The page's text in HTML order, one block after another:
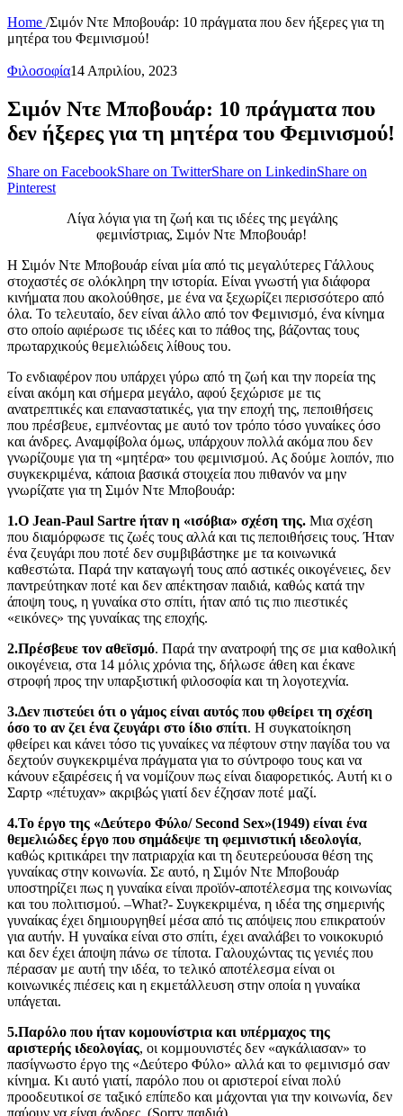
Home /Σιμόν Ντε Μποβουάρ: 10 πράγματα που δεν ήξερες για τη
μητέρα του Φεμινισμού!
Φιλοσοφία14 Απριλίου, 2023
Σιμόν Ντε Μποβουάρ: 10 πράγματα που
δεν ήξερες για τη μητέρα του Φεμινισμού!
Share on FacebookShare on TwitterShare on LinkedinShare on
Pinterest
Λίγα λόγια για τη ζωή και τις ιδέες της μεγάλης
φεμινίστριας, Σιμόν Ντε Μποβουάρ!
Η Σιμόν Ντε Μποβουάρ είναι μία από τις μεγαλύτερες Γάλλους
στοχαστές σε ολόκληρη την ιστορία. Είναι γνωστή για διάφορα
κινήματα που ακολούθησε, με ένα να ξεχωρίζει περισσότερο από
όλα. Το τελευταίο, δεν είναι άλλο από τον Φεμινισμό, ένα κίνημα
στο οποίο αφιέρωσε τις ιδέες και το πάθος της, βάζοντας τους
πρωταρχικούς θεμελιώδεις λίθους του.
Το ενδιαφέρον που υπάρχει γύρω από τη ζωή και την πορεία της
είναι ακόμη και σήμερα μεγάλο, αφού ξεχώρισε με τις
ανατρεπτικές και επαναστατικές, για την εποχή της, πεποιθήσεις
που πρέσβευε, εμπνέοντας με αυτό τον τρόπο τόσο γυναίκες όσο
και άνδρες. Αναμφίβολα όμως, υπάρχουν πολλά ακόμα που δεν
γνωρίζουμε για τη «μητέρα» του φεμινισμού. Ας δούμε λοιπόν, πιο
συγκεκριμένα, κάποια βασικά στοιχεία που πιθανόν να μην
γνωρίζατε για τη Σιμόν Ντε Μποβουάρ:
1.Ο Jean-Paul Sartre ήταν η «ισόβια» σχέση της. Μια σχέση
που διαμόρφωσε τις ζωές τους αλλά και τις πεποιθήσεις τους. Ήταν
ένα ζευγάρι που ποτέ δεν συμβιβάστηκε με τα κοινωνικά
καθεστώτα. Παρά την καταγωγή τους από αστικές οικογένειες, δεν
παντρεύτηκαν ποτέ και δεν απέκτησαν παιδιά, καθώς κατά την
άποψη τους, η γυναίκα στο σπίτι, ήταν από τις πιο πιεστικές
«εικόνες» της γυναίκας της εποχής.
2.Πρέσβευε τον αθεϊσμό. Παρά την ανατροφή της σε μια καθολική
οικογένεια, στα 14 μόλις χρόνια της, δήλωσε άθεη και έκανε
στροφή προς την υπαρξιστική φιλοσοφία και τη λογοτεχνία.
3.Δεν πιστεύει ότι ο γάμος είναι αυτός που φθείρει τη σχέση
όσο το αν ζει ένα ζευγάρι στο ίδιο σπίτι. Η συγκατοίκηση
φθείρει και κάνει τόσο τις γυναίκες να πέφτουν στην παγίδα του να
δεχτούν συγκεκριμένα πράγματα για το σύντροφο τους και να
κάνουν εξαιρέσεις ή να νομίζουν πως είναι διαφορετικός. Αυτή κι ο
Σαρτρ «πέτυχαν» ακριβώς γιατί δεν έζησαν ποτέ μαζί.
4.Το έργο της «Δεύτερο Φύλο/ Second Sex»(1949) είναι ένα
θεμελιώδες έργο που σημάδεψε τη φεμινιστική ιδεολογία,
καθώς κριτικάρει την πατριαρχία και τη δευτερεύουσα θέση της
γυναίκας στην κοινωνία. Σε αυτό, η Σιμόν Ντε Μποβουάρ
υποστηρίζει πως η γυναίκα είναι προϊόν-αποτέλεσμα της κοινωνίας
και του πολιτισμού. –What?- Συγκεκριμένα, η ιδέα της σημερινής
γυναίκας έχει δημιουργηθεί μέσα από τις απόψεις που επικρατούν
για αυτήν. Η γυναίκα είναι στο σπίτι, έχει αναλάβει το νοικοκυριό
και δεν έχει άποψη πάνω σε τίποτα. Γαλουχώντας τις γενιές που
πέρασαν με αυτή την ιδέα, το τελικό αποτέλεσμα είναι οι
κοινωνικές πιέσεις και η εκμετάλλευση στην οποία η γυναίκα
υπάγεται.
5.Παρόλο που ήταν κομουνίστρια και υπέρμαχος της
αριστερής ιδεολογίας, οι κομμουνιστές δεν «αγκάλιασαν» το
πασίγνωστο έργο της «Δεύτερο Φύλο» αλλά και το φεμινισμό σαν
κίνημα. Κι αυτό γιατί, παρόλο που οι αριστεροί είναι πολύ
προοδευτικοί σε ταξικό επίπεδο και μάχονται για την κοινωνία, δεν
παύουν να είναι άνδρες. (Sorry παιδιά).